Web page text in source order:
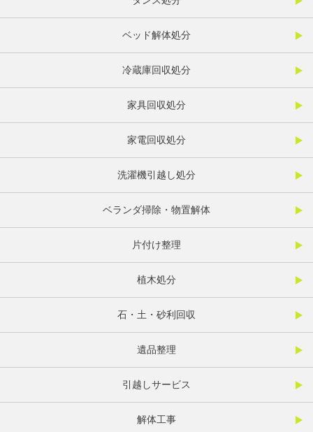
ベッド解体処分
冷蔵庫回収処分
家具回収処分
家電回収処分
洗濯機引越し処分
ベランダ掃除・物置解体
片付け整理
植木処分
石・土・砂利回収
遺品整理
引越しサービス
解体工事